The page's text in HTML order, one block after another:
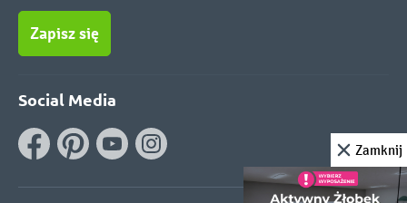
Zapisz się
Social Media
Zamknij